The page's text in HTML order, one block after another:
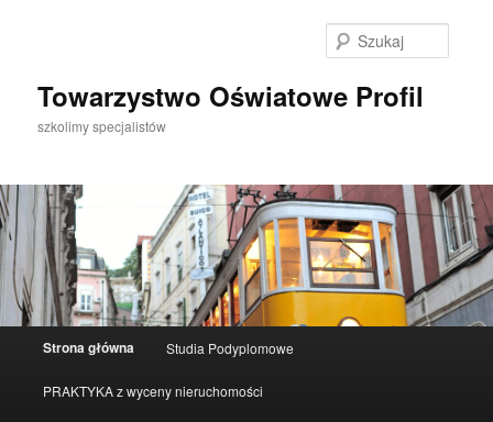
Towarzystwo Oświatowe Profil
szkolimy specjalistów
GłówneStrona główna Studia Podyplomowe
PRAKTYKA z wyceny nieruchomości